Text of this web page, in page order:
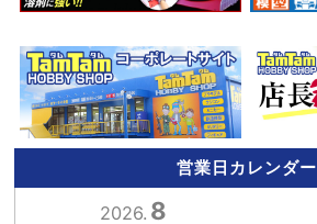
営業日カレンダー
2026. 8